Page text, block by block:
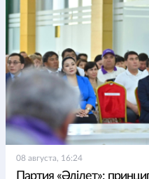
08 августа, 16:24
Партия «Әділет»: